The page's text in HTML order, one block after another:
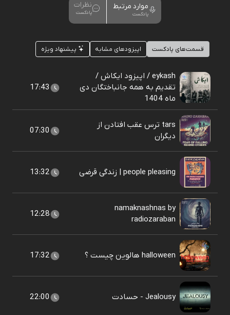
موارد مرتبط
پادکست
نظرات
پادکست
قسمت‌های پادکست اپیزودهای مشابه پیشنهاد ویژه
eykash / اپیزود ایکاش /
تقدیم به همه جانباختگان دی
ماه 1404
17:43
tars ترس عقب افتادن از
دیگران
07:30
people pleasing | زندگی قرضی 13:32
namaknashnas by
radiozaraban
12:28
halloween هالوین چیست ؟ 17:32
Jealousy - حسادت 22:00